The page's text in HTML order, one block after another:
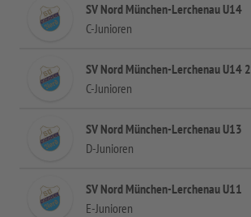
SV Nord München-Lerchenau U14
C-Junioren
SV Nord München-Lerchenau U14 2
C-Junioren
SV Nord München-Lerchenau U13
D-Junioren
SV Nord München-Lerchenau U11
E-Junioren